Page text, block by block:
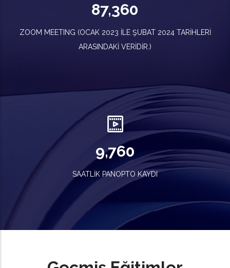
100,546
ZOOM MEETING (OCAK 2023 ILE ŞUBAT 2024 TARIHLERI
ARASINDAKI VERIDIR.)
11,322
SAATLIK PANOPTO KAYDI